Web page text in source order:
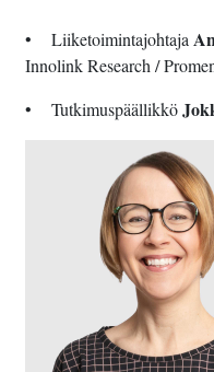
• Liiketoimintajohtaja
Innolink Research /
• Tutkimuspäällikkö